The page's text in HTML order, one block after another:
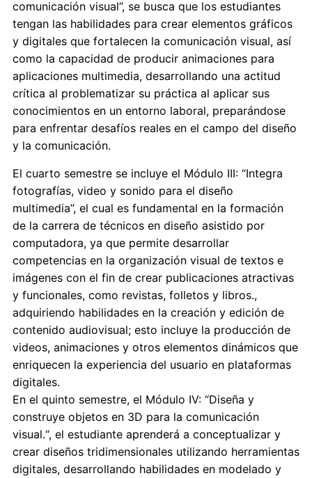
comunicación visual”, se busca que los estudiantes
tengan las habilidades para crear elementos gráficos
y digitales que fortalecen la comunicación visual, así
como la capacidad de producir animaciones para
aplicaciones multimedia, desarrollando una actitud
crítica al problematizar su práctica al aplicar sus
conocimientos en un entorno laboral, preparándose
para enfrentar desafíos reales en el campo del diseño
y la comunicación.
El cuarto semestre se incluye el Módulo III: “Integra
fotografías, video y sonido para el diseño
multimedia”, el cual es fundamental en la formación
de la carrera de técnicos en diseño asistido por
computadora, ya que permite desarrollar
competencias en la organización visual de textos e
imágenes con el fin de crear publicaciones atractivas
y funcionales, como revistas, folletos y libros.,
adquiriendo habilidades en la creación y edición de
contenido audiovisual; esto incluye la producción de
videos, animaciones y otros elementos dinámicos que
enriquecen la experiencia del usuario en plataformas
digitales.
En el quinto semestre, el Módulo IV: “Diseña y
construye objetos en 3D para la comunicación
visual.“, el estudiante aprenderá a conceptualizar y
crear diseños tridimensionales utilizando herramientas
digitales, desarrollando habilidades en modelado y